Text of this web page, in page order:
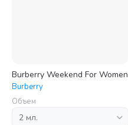
Burberry Weekend For Women
Burberry
Объем